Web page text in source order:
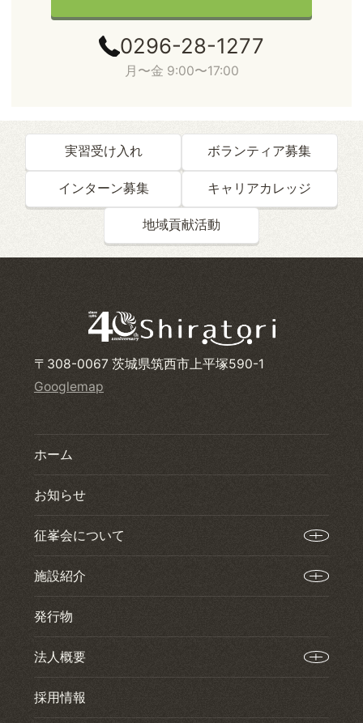
0296-28-1277
月〜金 9:00〜17:00
実習受け入れ ボランティア募集
インターン募集 キャリアカレッジ
地域貢献活動
〒308-0067 茨城県筑西市上平塚590-1
Googlemap
ホーム
お知らせ
征峯会について
施設紹介
発行物
法人概要
採用情報